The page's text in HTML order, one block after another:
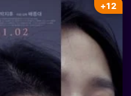
+12